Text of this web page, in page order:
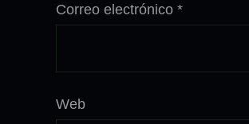
Correo electrónico *
Web